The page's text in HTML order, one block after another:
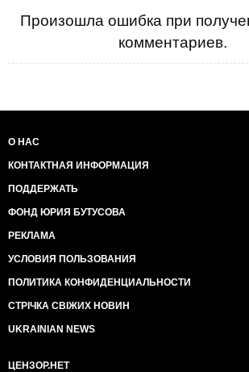
Произошла ошибка при
комментариев.
О НАС
КОНТАКТНАЯ ИНФОРМАЦИЯ
ПОДДЕРЖАТЬ
ФОНД ЮРИЯ БУТУСОВА
РЕКЛАМА
УСЛОВИЯ ПОЛЬЗОВАНИЯ
ПОЛИТИКА КОНФИДЕНЦИАЛЬНОСТИ
СТРІЧКА СВІЖИХ НОВИН
UKRAINIAN NEWS
ЦЕНЗОР.НЕТ